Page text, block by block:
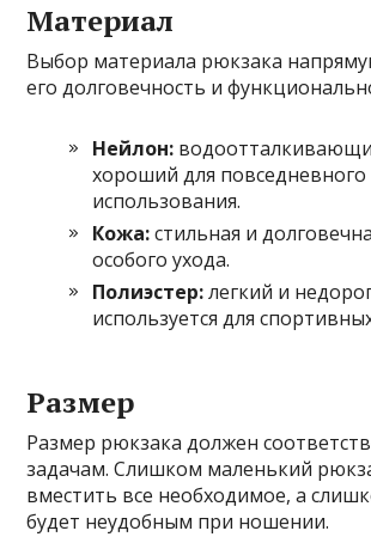
Материал
Выбор материала рюкзака
его долговечность и
Нейлон:
хороший для повседневного
использования.
Кожа:стильная и
особого ухода.
Полиэстер:легкий и
используется для
Размер
Размер рюкзака должен
задачам. Слишком маленький
вместить все необходимое, а
будет неудобным при ношении.